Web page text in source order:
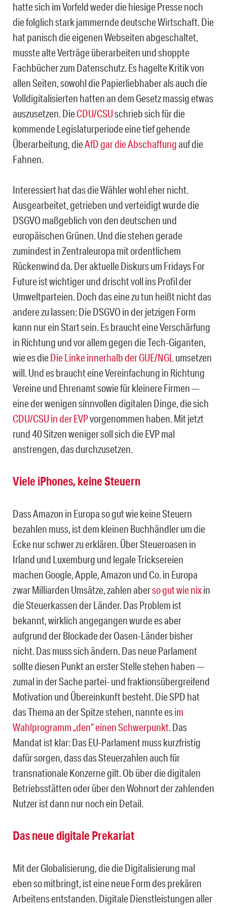
hatte sich im Vorfeld weder die hiesige Presse noch
die folglich stark jammernde deutsche Wirtschaft. Die
hat panisch die eigenen Webseiten abgeschaltet,
musste alte Verträge überarbeiten und shoppte
Fachbücher zum Datenschutz. Es hagelte Kritik von
allen Seiten, sowohl die Papierliebhaber als auch die
Volldigitalisierten hatten an dem Gesetz massig etwas
auszusetzen. DieCDU/CSUschrieb sich für die
kommende Legislaturperiode eine tief gehende
Überarbeitung, dieAfD gar die Abschaffungauf die
Fahnen.
Interessiert hat das die Wähler wohl eher nicht.
Ausgearbeitet, getrieben und verteidigt wurde die
DSGVO maßgeblich von den deutschen und
europäischen Grünen. Und die stehen gerade
zumindest in Zentraleuropa mit ordentlichem
Rückenwind da. Der aktuelle Diskurs um Fridays For
Future ist wichtiger und drischt voll ins Profil der
Umweltparteien. Doch das eine zu tun heißt nicht das
andere zu lassen: Die DSGVO in der jetzigen Form
kann nur ein Start sein. Es braucht eine Verschärfung
in Richtung und vor allem gegen die Tech-Giganten,
wie es dieDie Linke innerhalb der GUE/NGL umsetzen
will. Und es braucht eine Vereinfachung in Richtung
Vereine und Ehrenamt sowie für kleinere Firmen —
eine der wenigen sinnvollen digitalen Dinge, die sich
CDU/CSU in der EVPvorgenommen haben. Mit jetzt
rund 40 Sitzen weniger soll sich die EVP mal
anstrengen, das durchzusetzen.
Viele iPhones, keine Steuern
Dass Amazon in Europa so gut wie keine Steuern
bezahlen muss, ist dem kleinen Buchhändler um die
Ecke nur schwer zu erklären. Über Steueroasen in
Irland und Luxemburg und legale Tricksereien
machen Google, Apple, Amazon und Co. in Europa
zwar Milliarden Umsätze, zahlen aberso gut wie nixin
die Steuerkassen der Länder. Das Problem ist
bekannt, wirklich angegangen wurde es aber
aufgrund der Blockade der Oasen-Länder bisher
nicht. Das muss sich ändern. Das neue Parlament
sollte diesen Punkt an erster Stelle stehen haben —
zumal in der Sache partei- und fraktionsübergreifend
Motivation und Übereinkunft besteht. Die SPD hat
das Thema an der Spitze stehen, nannte esim
Wahlprogramm „den“ einen Schwerpunkt. Das
Mandat ist klar: Das EU-Parlament muss kurzfristig
dafür sorgen, dass das Steuerzahlen auch für
transnationale Konzerne gilt. Ob über die digitalen
Betriebsstätten oder über den Wohnort der zahlenden
Nutzer ist dann nur noch ein Detail.
Das neue digitale Prekariat
Mit der Globalisierung, die die Digitalisierung mal
eben so mitbringt, ist eine neue Form des prekären
Arbeitens entstanden. Digitale Dienstleistungen aller